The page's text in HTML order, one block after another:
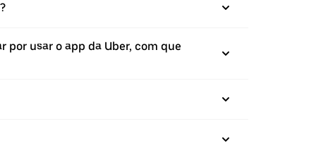
usar o app da Uber, com que